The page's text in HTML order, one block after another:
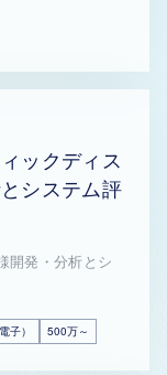
ックディス
システム評
開発・分析とシ
子） 500万～